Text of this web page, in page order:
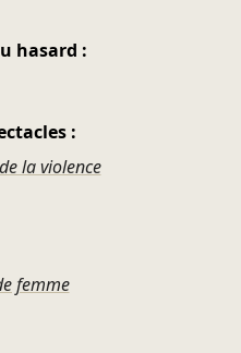
hasard :
:
la violence
femme